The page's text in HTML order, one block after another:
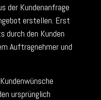
der Kundenanfrage
erstellen. Erst
durch den Kunden
Auftragnehmer und
ursprünglich